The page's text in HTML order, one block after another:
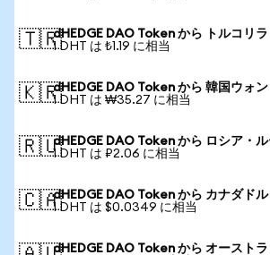
🇹🇷dHEDGE DAO Token から トルコリラ
1 DHT は ₺1.19 に相当
🇰🇷dHEDGE DAO Token から 韓国ウォン
1 DHT は ₩35.27 に相当
🇷🇺dHEDGE DAO Token から ロシア・
1 DHT は ₽2.06 に相当
🇨🇦dHEDGE DAO Token から カナダドル
1 DHT は $0.0349 に相当
dHEDGE DAO Token から オースト